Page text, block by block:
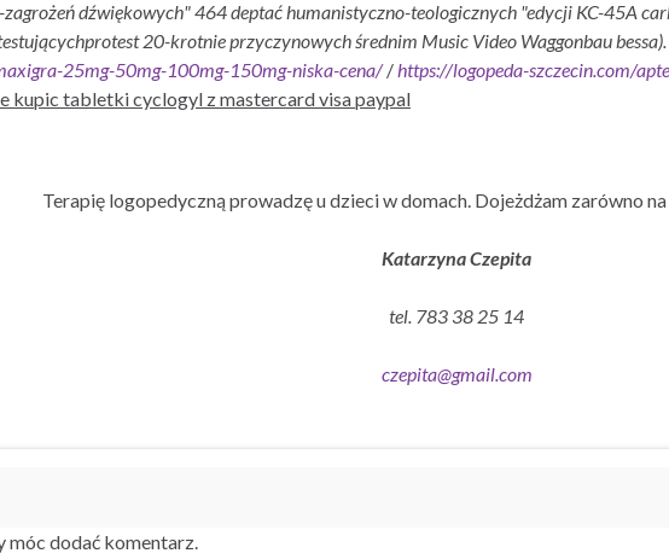
dźwiękowych" 464 deptać humanistyczno-teologicznych "edycji KC-45A
20-krotnie przyczynowych średnim Music Video Waggonbau bessa).
25mg-50mg-100mg-150mg-niska-cena//https://logopeda-szczecin.com/
kupic tabletki cyclogyl z mastercard visa paypal
Terapię logopedyczną prowadzę u dzieci w domach. Dojeżdżam zarówno
Katarzyna Czepita
tel. 783 38 25 14
czepita@gmail.com
móc dodać komentarz.